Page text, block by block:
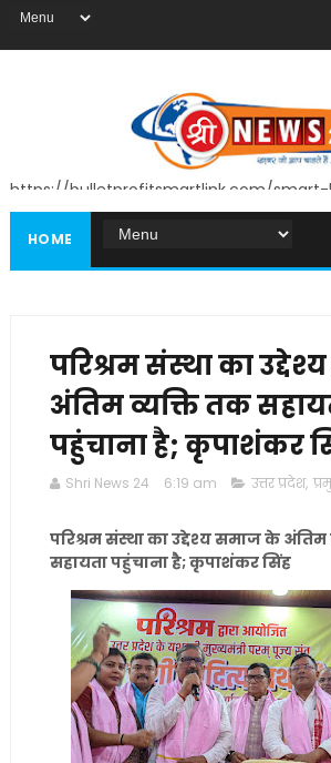
https://bulletprofitsmartlink.com/smart-
HOME
परिश्रम संस्था का
अंतिम व्यक्ति तक
पहुंचाना है; कृपाशंकर
Shri News 24 6:19 am उत्तर प्रदेश,
परिश्रम संस्था का उद्देश्य समाज के अंतिम
सहायता पहुंचाना है; कृपाशंकर सिंह